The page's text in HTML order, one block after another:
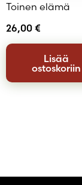
Toinen elämä
26,00 €
Lisää
ostoskoriin